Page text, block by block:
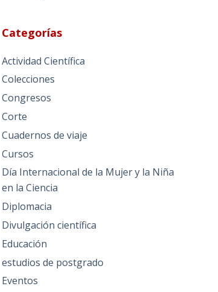
Categorías
Actividad Científica
Colecciones
Congresos
Corte
Cuadernos de viaje
Cursos
Día Internacional de la Mujer y la Niña
en la Ciencia
Diplomacia
Divulgación científica
Educación
estudios de postgrado
Eventos